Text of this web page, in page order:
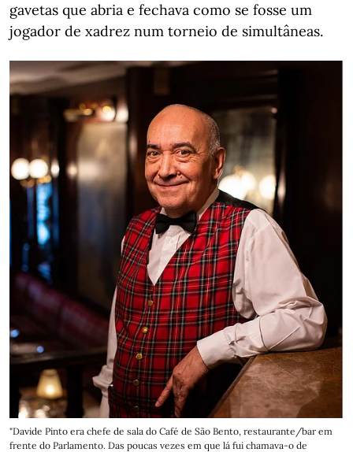
gavetas que abria e fechava como se fosse um
jogador de xadrez num torneio de simultâneas.
"Davide Pinto era chefe de sala do Café de São Bento, restaurante/bar em
frente do Parlamento. Das poucas vezes em que lá fui chamava-o de